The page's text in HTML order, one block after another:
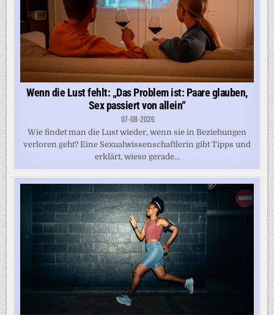
Wenn die Lust fehlt: „Das Problem ist: Paare glauben,
Sex passiert von allein“
07-08-2026
Wie findet man die Lust wieder, wenn sie in Beziehungen
verloren geht? Eine Sexualwissenschaftlerin gibt Tipps und
erklärt, wieso gerade...